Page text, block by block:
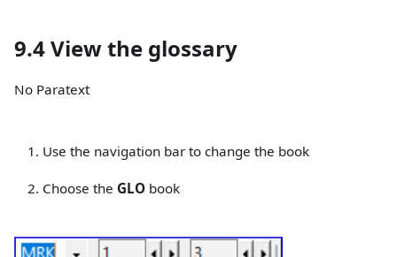
9.4 View the glossary
No Paratext
Use the navigation bar to change the book
Choose the GLO book